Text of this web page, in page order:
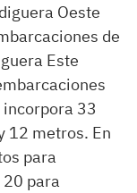
Oeste
de
Este
33
12 metros. En
para
para